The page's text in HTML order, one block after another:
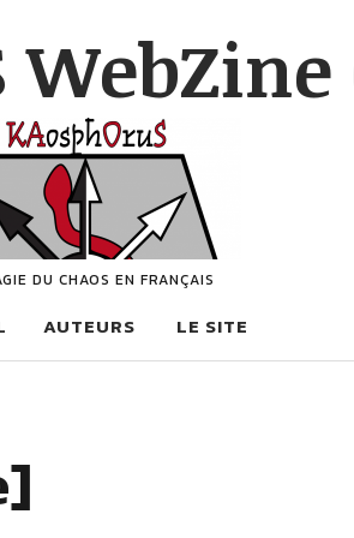
DU CHAOS EN FRANÇAIS
AUTEURS LE SITE